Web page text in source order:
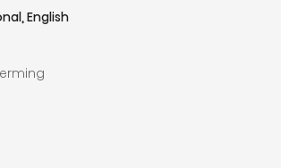
English